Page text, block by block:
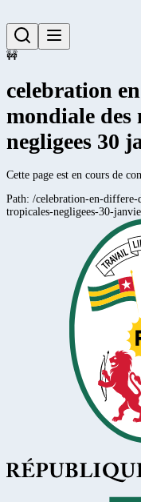
🚧
celebration
mondiale des
negligees 30
Cette page est en cours de
Path: /celebration-en-differe-
tropicales-negligees-30-